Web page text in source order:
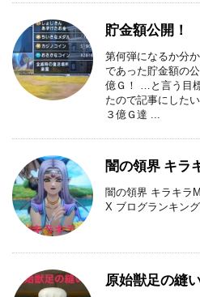
貯金額公開！
第何弾になるか分
であった貯金額の
億Ｇ！ …と言う目
たので記事にした
３億Ｇ達 ...
闇の領界 キラ
闇の領界 キラキラ
X ブログランキン
原始獣足の縫